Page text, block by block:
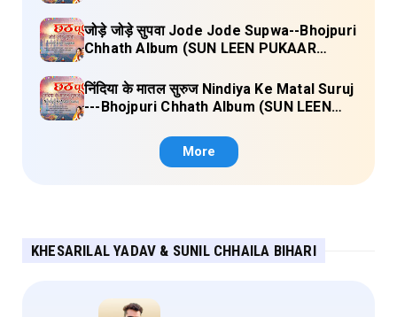
जोड़े जोड़े सुपवा Jode Jode Supwa--Bhojpuri
Chhath Album (SUN LEEN PUKAAR
निंदिया के मातल सुरुज Nindiya Ke Matal Suruj
---Bhojpuri Chhath Album (SUN LEEN
More
KHESARILAL YADAV & SUNIL CHHAILA BIHARI